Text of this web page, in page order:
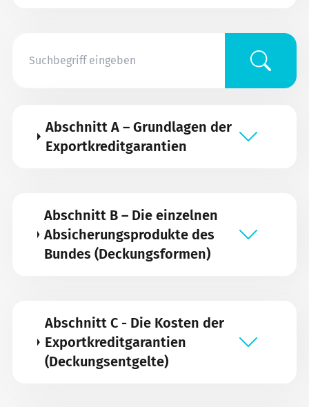
Abschnitt A – Grundlagen der
Exportkreditgarantien
Abschnitt B – Die einzelnen
Absicherungsprodukte des
Bundes (Deckungsformen)
Abschnitt C - Die Kosten der
Exportkreditgarantien
(Deckungsentgelte)